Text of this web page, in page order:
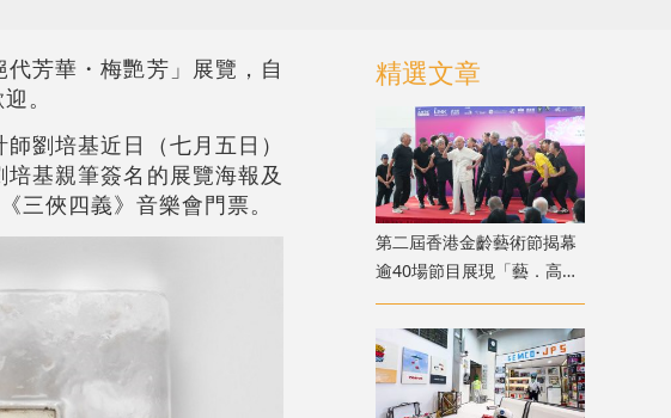
芳華・梅艷芳」展覽，自
。
劉培基近日（七月五日）
基親筆簽名的展覽海報及
三俠四義》音樂會門票。
精選文章
第二屆香港金齡藝術節揭幕
逾40場節目展現「藝．高齡
膽大」生命力